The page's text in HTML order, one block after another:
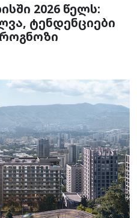
2026 წელს:
ტენდენციები